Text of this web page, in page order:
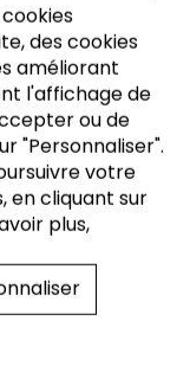
des cookies
améliorant
l'affichage de
ou de
"Personnaliser".
votre
en cliquant sur
plus,